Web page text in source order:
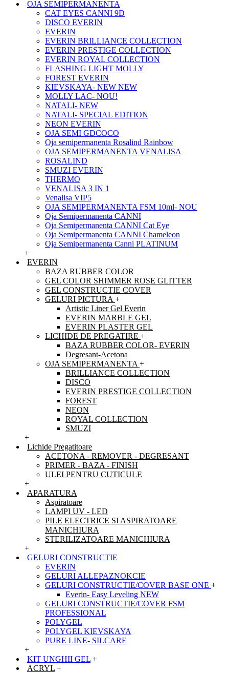
OJA SEMIPERMANENTA
CAT EYES CANNI 9D
DISCO EVERIN
EVERIN
EVERIN BRILLIANCE COLLECTION
EVERIN PRESTIGE COLLECTION
EVERIN ROYAL COLLECTION
FLASHING LIGHT MOLLY
FOREST EVERIN
KIEVSKAYA- NEW NEW
MOLLY LAC- NOU!
NATALI- NEW
NATALI- SPECIAL EDITION
NEON EVERIN
OJA SEMI GDCOCO
Oja semipermanenta Rosalind Rainbow
OJA SEMIPERMANENTA VENALISA
ROSALIND
SMUZI EVERIN
THERMO
VENALISA 3 IN 1
Venalisa VIP5
OJA SEMIPERMANENTA FSM 10ml- NOU
Oja Semipermanenta CANNI
Oja Semipermanenta CANNI Cat Eye
Oja Semipermanenta CANNI Chameleon
Oja Semipermanenta Canni PLATINUM
+
EVERIN
BAZA RUBBER COLOR
GEL COLOR SHIMMER ROSE GLITTER
GEL CONSTRUCTIE COVER
GELURI PICTURA +
Artistic Liner Gel Everin
EVERIN MARBLE GEL
EVERIN PLASTER GEL
LICHIDE DE PREGATIRE +
BAZA RUBBER COLOR- EVERIN
Degresant-Acetona
OJA SEMIPERMANENTA +
BRILLIANCE COLLECTION
DISCO
EVERIN PRESTIGE COLLECTION
FOREST
NEON
ROYAL COLLECTION
SMUZI
+
Lichide Pregatitoare
ACETONA - REMOVER - DEGRESANT
PRIMER - BAZA - FINISH
ULEI PENTRU CUTICULE
+
APARATURA
Aspiratoare
LAMPI UV - LED
PILE ELECTRICE SI ASPIRATOARE
MANICHIURA
STERILIZATOARE MANICHIURA
+
GELURI CONSTRUCTIE
EVERIN
GELURI ALLEPAZNOKCIE
GELURI CONSTRUCTIE/COVER BASE ONE +
Everin- Easy Leveling NEW
GELURI CONSTRUCTIE/COVER FSM
PROFESSIONAL
POLYGEL
POLYGEL KIEVSKAYA
PURE LINE- SILCARE
+
KIT UNGHII GEL +
ACRYL +